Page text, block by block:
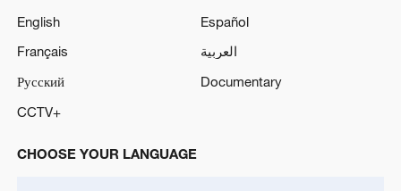
English
Español
Français
العربية
Русский
Documentary
CCTV+
CHOOSE YOUR LANGUAGE